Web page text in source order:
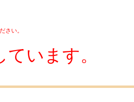
さい。
います。